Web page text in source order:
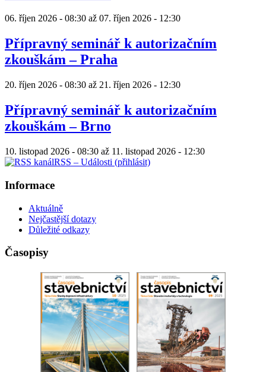
06. říjen 2026 - 08:30 až 07. říjen 2026 - 12:30
Přípravný seminář k autorizačním
zkouškám – Praha
20. říjen 2026 - 08:30 až 21. říjen 2026 - 12:30
Přípravný seminář k autorizačním
zkouškám – Brno
10. listopad 2026 - 08:30 až 11. listopad 2026 - 12:30
RSS – Události (přihlásit)
Informace
Aktuálně
Nejčastější dotazy
Důležité odkazy
Časopisy